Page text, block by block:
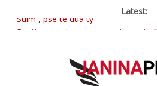
Latest:
Postim me vlera nga artistja e
Brahim Çekaj njē veprimtar i